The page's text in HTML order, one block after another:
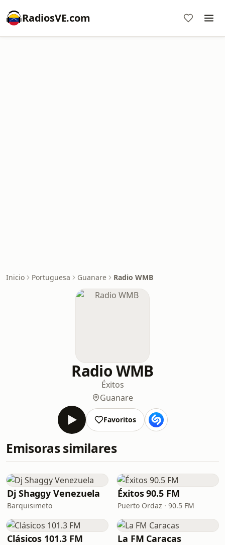
RadiosVE.com
Inicio Portuguesa Guanare Radio WMB
Radio WMB
Éxitos
Guanare
Favoritos
Emisoras similares
Dj Shaggy Venezuela
Barquisimeto
Éxitos 90.5 FM
Puerto Ordaz · 90.5 FM
Clásicos 101.3 FM La FM Caracas